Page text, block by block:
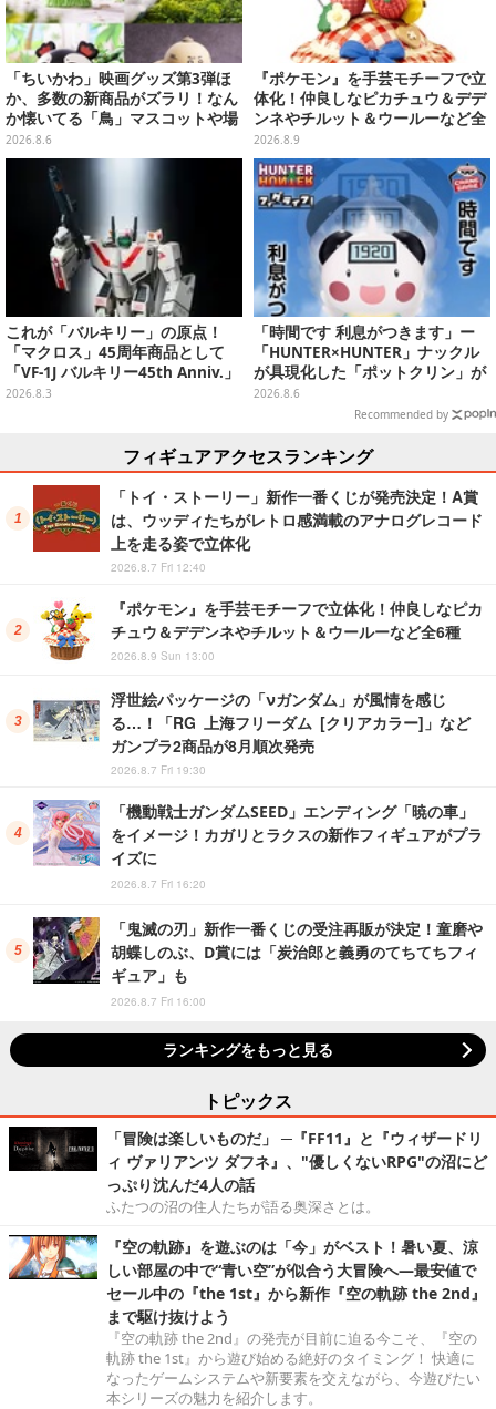
「ちいかわ」映画グッズ第3弾ほ
か、多数の新商品がズラリ！なん
か懐いてる「鳥」マスコットや場
面写アイテムなど必見のラインナ
ップ
2026.8.6
『ポケモン』を手芸モチーフで立
体化！仲良しなピカチュウ＆デデ
ンネやチルット＆ウールーなど全
6種
2026.8.9
これが「バルキリー」の原点！
「マクロス」45周年商品として
「VF-1J バルキリー45th Anniv.」
が予約開始
2026.8.3
「時間です 利息がつきます」ー
「HUNTER×HUNTER」ナックル
が具現化した「ポットクリン」が
貯金箱としてプライズ展開
2026.8.6
Recommended by
フィギュアアクセスランキング
「トイ・ストーリー」新作一番くじが発売決定！A賞
は、ウッディたちがレトロ感満載のアナログレコード
上を走る姿で立体化
2026.8.7 Fri 12:40
『ポケモン』を手芸モチーフで立体化！仲良しなピカ
チュウ＆デデンネやチルット＆ウールーなど全6種
2026.8.9 Sun 13:00
浮世絵パッケージの「νガンダム」が風情を感じ
る…！「RG 上海フリーダム [クリアカラー]」など
ガンプラ2商品が8月順次発売
2026.8.7 Fri 19:30
「機動戦士ガンダムSEED」エンディング「暁の車」
をイメージ！カガリとラクスの新作フィギュアがプラ
イズに
2026.8.7 Fri 16:20
「鬼滅の刃」新作一番くじの受注再販が決定！童磨や
胡蝶しのぶ、D賞には「炭治郎と義勇のてちてちフィ
ギュア」も
2026.8.7 Fri 16:00
ランキングをもっと見る
トピックス
「冒険は楽しいものだ」 ─『FF11』と『ウィザードリ
ィ ヴァリアンツ ダフネ』、"優しくないRPG"の沼にど
っぷり沈んだ4人の話
ふたつの沼の住人たちが語る奥深さとは。
『空の軌跡』を遊ぶのは「今」がベスト！暑い夏、涼
しい部屋の中で“青い空”が似合う大冒険へ―最安値で
セール中の『the 1st』から新作『空の軌跡 the 2nd』
まで駆け抜けよう
『空の軌跡 the 2nd』の発売が目前に迫る今こそ、『空の
軌跡 the 1st』から遊び始める絶好のタイミング！ 快適に
なったゲームシステムや新要素を交えながら、今遊びたい
本シリーズの魅力を紹介します。